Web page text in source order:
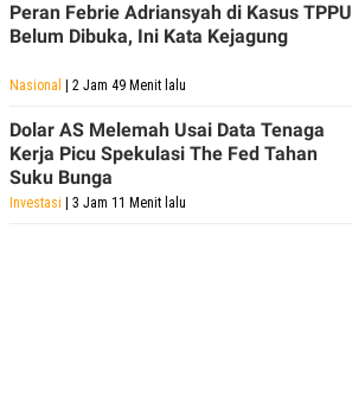
Peran Febrie Adriansyah di Kasus TPPU
Belum Dibuka, Ini Kata Kejagung
Nasional | 2 Jam 49 Menit lalu
Dolar AS Melemah Usai Data Tenaga
Kerja Picu Spekulasi The Fed Tahan
Suku Bunga
Investasi | 3 Jam 11 Menit lalu